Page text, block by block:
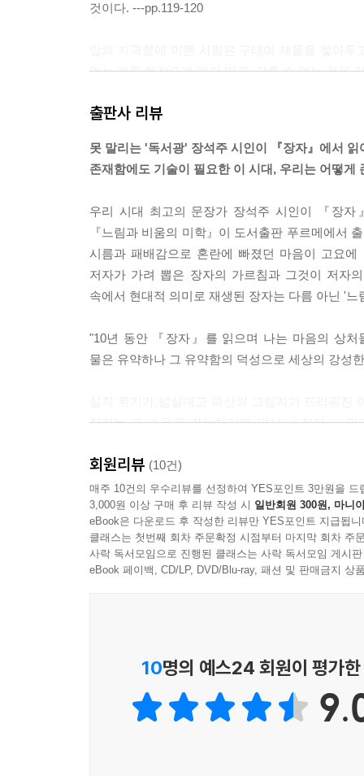
것이다. ---pp.119-120
없는 것을 붙잡으려 하지 말고, 감출 수 없는 것을
장자는 "도라는 것은 실질이 있고 미더움이 있지
음과 잃음이 없어진다.---p.126
-p.169
"무엇을 참된 본성이라고 합니까?" "참된 본성이
죽음에서 나온 삶이 다시 죽음으로 돌아가니 죽
p.192
일에 바쁜 자는 고달프고, 하지 않음에 바쁜 자는
룬다. 하지 않음의 도는 우주 만물 그 어디에도 미
공자가 깜짝 놀라 물었다. "좌망이라니 그게 무슨
"손발과 몸을 잊고, 귀와 눈의 작용을 쉬게 합니
진인은 제 마음을 무위에 두어 마음이 사물의 흐
출판사 리뷰
못 말리는 '독서광' 장석주 시인이 『장자』에서
존재함에도 기술이 필요한 이 시대, 우리는 어떻게
우리 시대 최고의 문장가 장석주 시인이 『장
『느림과 비움의 미학』이 도서출판 푸르메에서
시름과 패배감으로 혼란에 빠졌던 마음이 고요
저자가 가려 뽑은 장자의 가르침과 그것이 저자
속에서 현대적 의미로 재생된 장자는 다름 아닌 '느
"10년 동안 『장자』를 읽으며 나는 마음의 상처
물은 유약하나 그 유약함의 덕성으로 세상의 강성
저자는 그 소용을 가늠하기에 앞서 『장자』 읽
것이 관건이다. 오랜 시간 장자를 벗 삼아온 저자
비움의 미학』은 절망만이 커져가는 세태 속에
찬가이다.
'시인'에게서 듣는 장자의 가르침,
'느림을 사는 자만이 비울 수 있고 비운 자만이 느
이 책에서 저자는 세상 사람이 돈과 명예를 쫓아
것'에는 바빠지고자 한다고 말한다. 그리하여 장
회원리뷰 (10건)
매주 10건의 우수리뷰를 선정하여 YES포인트 3만원을 드
3,000원 이상 구매 후 리뷰 작성 시 일반회원 300원, 마니
eBook은 다운로드 후 작성한 리뷰만 YES포인트 지급됩니
클래스는 첫번째 회차 주문확정 시점부터 마지막 회차 주
사락 독서모임으로 진행된 클래스는 사락 독서모임 게시
eBook 페이백, CD/LP, DVD/Blu-ray, 패션 및 판매금지 상
10명의 예스24 회원이 평가